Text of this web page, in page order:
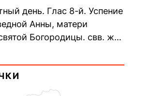
в Ближних
день. Глас 8-й. Успение
Анны, матери
Богородицы. свв. жен
Евпракси́и девы,...